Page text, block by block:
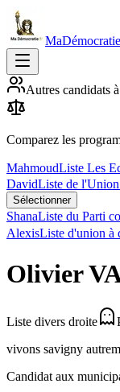
Autres candidats à
Comparez les
MahmoudListe Les
DavidListe de l'Union
Sélectionner
ShanaListe du Parti
AlexisListe d'union à
Olivier
Liste divers droite
vivons savigny
Candidat aux